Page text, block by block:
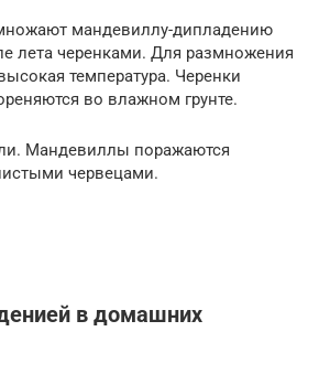
мандевиллу-дипладению
лета черенками. Для размножения
температура. Черенки
во влажном грунте.
Мандевиллы поражаются
червецами.
в домашних